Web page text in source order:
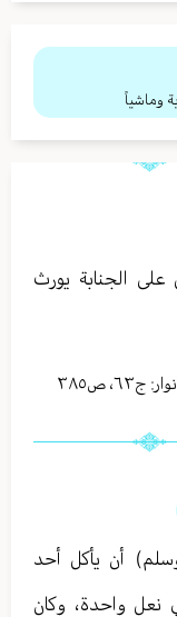
وماشياً
على الجنابة يورث
ج٦٣، ص٣٨٥
أن يأكل أحد
نعل واحدة، وكان